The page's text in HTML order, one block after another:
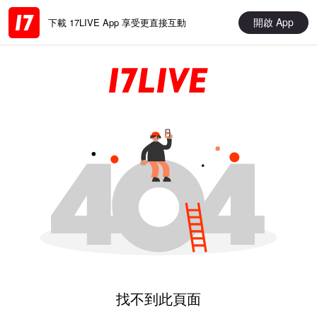
下載 17LIVE App 享受更直接互動 開啟 App
找不到此頁面